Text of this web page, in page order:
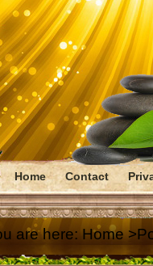
Home Contact
are here:Home